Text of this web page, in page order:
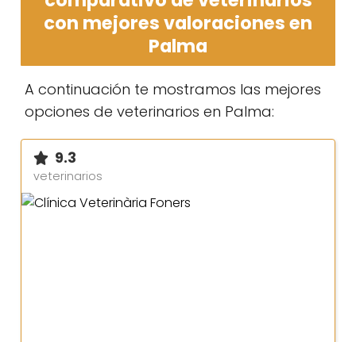
con mejores valoraciones en
Palma
A continuación te mostramos las mejores
opciones de veterinarios en Palma:
9.3
veterinarios